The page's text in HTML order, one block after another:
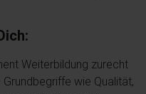
Weiterbildung zurecht
wie Qualität,